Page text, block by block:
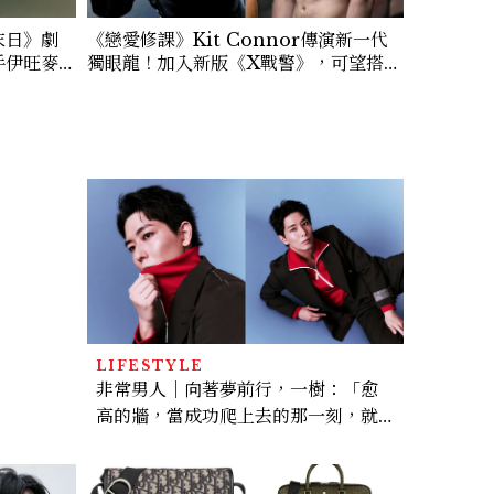
日》劇
伊旺麥
《戀愛修課》Kit Connor傳演新一代
獨眼龍！加入新版《X戰警》，可望搭檔
LIFESTYLE
非常男人｜向著夢前行，一樹：「愈
高的牆，當成功爬上去的那一刻，就